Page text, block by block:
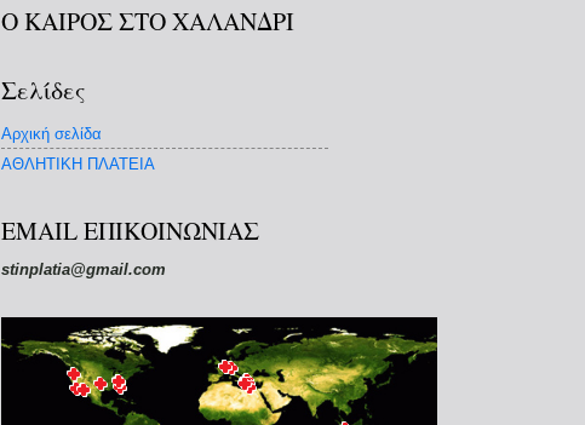
Ο ΚΑΙΡΟΣ ΣΤΟ ΧΑΛΑΝΔΡΙ
Σελίδες
Αρχική σελίδα
ΑΘΛΗΤΙΚΗ ΠΛΑΤΕΙΑ
EMAIL ΕΠΙΚΟΙΝΩΝΙΑΣ
stinplatia@gmail.com